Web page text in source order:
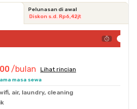
Pelunasan di awal
Diskon s.d. Rp6,42jt
/bulan Lihat rincian
masa sewa
air, laundry, cleaning